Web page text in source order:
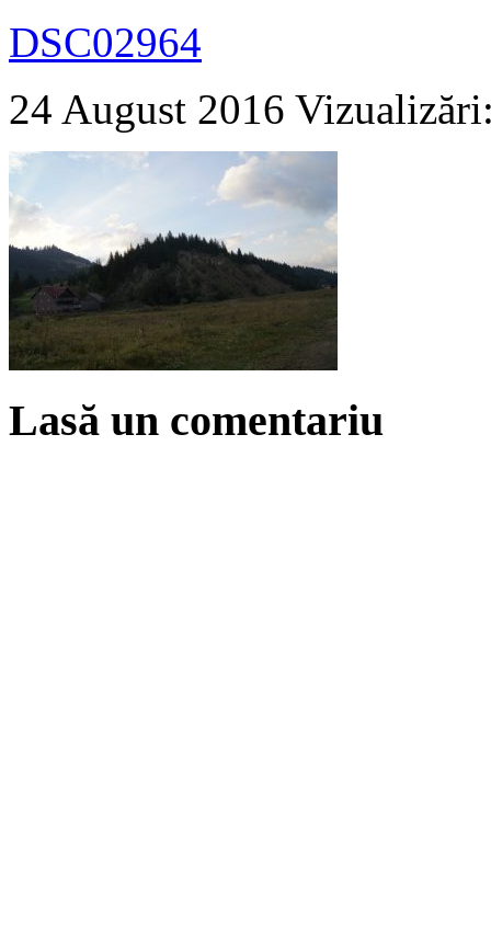
DSC02964
24 August 2016
Lasă un comentariu